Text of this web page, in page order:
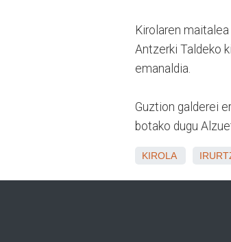
Kirolaren
Antzerki Taldeko
emanaldia.
Guztion galderei
botako dugu
KIROLA